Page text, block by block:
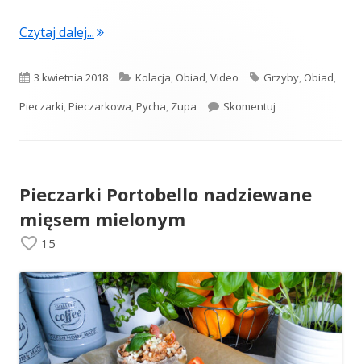
Czytaj dalej..."Zupa pieczarkowa (video)"
Opublikowano
3 kwietnia 2018 Kategorie
Kolacja, Obiad,Video Tagi
Grzyby, Obiad,
Pieczarki,Pieczarkowa,Pycha, Zupa Skomentuj
Pieczarki Portobello nadziewane
mięsem mielonym
15